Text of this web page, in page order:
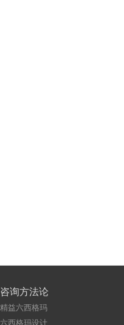
咨询方法论
精益六西格玛
六西格玛设计